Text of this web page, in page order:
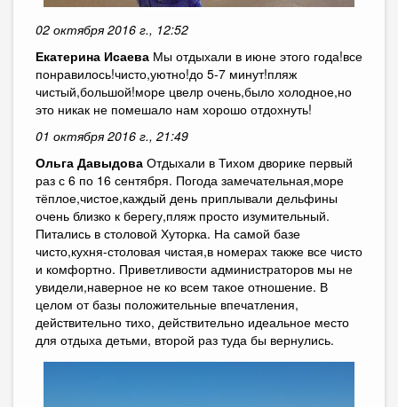
02 октября 2016 г., 12:52
Екатерина Исаева Мы отдыхали в июне этого года!все
понравилось!чисто,уютно!до 5-7 минут!пляж
чистый,большой!море цвелр очень,было холодное,но
это никак не помешало нам хорошо отдохнуть!
01 октября 2016 г., 21:49
Ольга Давыдова Отдыхали в Тихом дворике первый
раз с 6 по 16 сентября. Погода замечательная,море
тёплое,чистое,каждый день приплывали дельфины
очень близко к берегу,пляж просто изумительный.
Питались в столовой Хуторка. На самой базе
чисто,кухня-столовая чистая,в номерах также все чисто
и комфортно. Приветливости администраторов мы не
увидели,наверное не ко всем такое отношение. В
целом от базы положительные впечатления,
действительно тихо, действительно идеальное место
для отдыха детьми, второй раз туда бы вернулись.